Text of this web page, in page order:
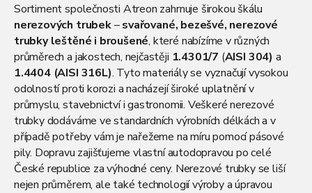
Sortiment společnosti Atreon zahrnuje širokou škálu
nerezových trubek–svařované, bezešvé, nerezové
trubky leštěné i broušené, které nabízíme v různých
průměrech a jakostech, nejčastěji 1.4301/7 (AISI 304) a
1.4404 (AISI 316L). Tyto materiály se vyznačují vysokou
odolností proti korozi a nacházejí široké uplatnění v
průmyslu, stavebnictví i gastronomii. Veškeré nerezové
trubky dodáváme ve standardních výrobních délkách a v
případě potřeby vám je nařežeme na míru pomocí pásové
pily. Dopravu zajišťujeme vlastní autodopravou po celé
České republice za výhodné ceny. Nerezové trubky se liší
nejen průměrem, ale také technologií výroby a úpravou